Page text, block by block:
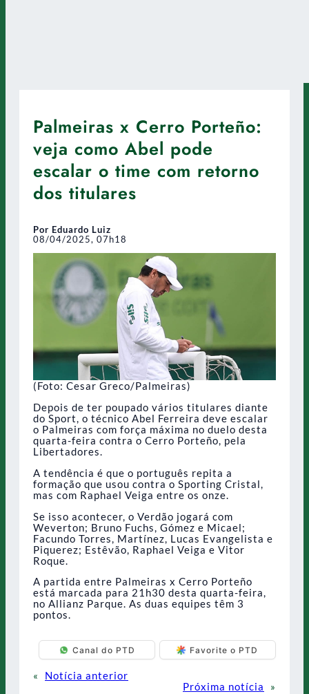
Palmeiras x Cerro Porteño:
veja como Abel pode
escalar o time com retorno
dos titulares
Por Eduardo Luiz
08/04/2025, 07h18
(Foto: Cesar Greco/Palmeiras)
Depois de ter poupado vários titulares diante
do Sport, o técnico Abel Ferreira deve escalar
o Palmeiras com força máxima no duelo desta
quarta-feira contra o Cerro Porteño, pela
Libertadores.
A tendência é que o português repita a
formação que usou contra o Sporting Cristal,
mas com Raphael Veiga entre os onze.
Se isso acontecer, o Verdão jogará com
Weverton; Bruno Fuchs, Gómez e Micael;
Facundo Torres, Martínez, Lucas Evangelista e
Piquerez; Estêvão, Raphael Veiga e Vitor
Roque.
A partida entre Palmeiras x Cerro Porteño
está marcada para 21h30 desta quarta-feira,
no Allianz Parque. As duas equipes têm 3
pontos.
Canal do PTD Favorite o PTD
«
Notícia anterior
Próxima notícia
»